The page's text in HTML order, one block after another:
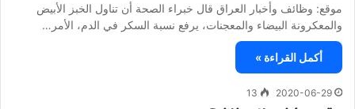
موقع: وظائف وأخبار العراق قال خبراء الصحة أن تناول الخبز الأبيض
والمعكرونة البيضاء والمعجنات، يرفع نسبة السكر في الدم، الأمر…
أكمل القراءة »
2020-06-29
13